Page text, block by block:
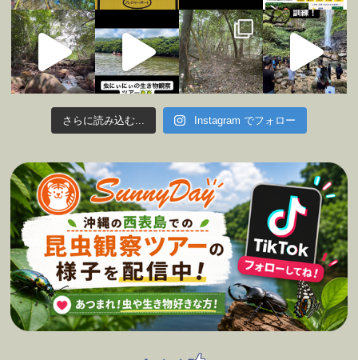
さらに読み込む... Instagram でフォロー